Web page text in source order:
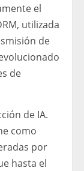
el
utilizada
de
de
de IA.
como
por
hasta el